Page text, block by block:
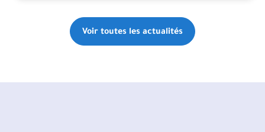
Voir toutes les actualités